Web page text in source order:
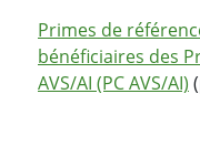
Primes de
bénéficiaires des
AVS/AI (PC AVS/AI)